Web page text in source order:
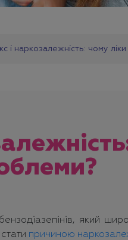
і наркозалежність: чому
який
причиною